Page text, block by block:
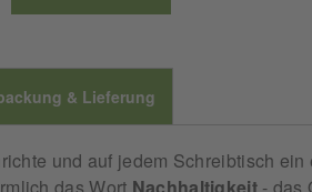
& Lieferung
und auf jedem Schreibtisch